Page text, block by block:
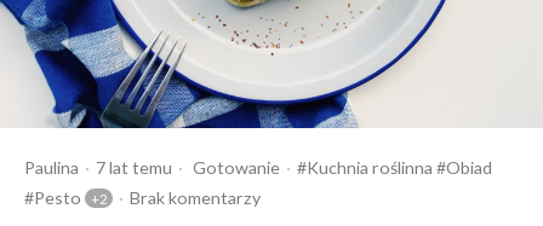
Opublikowany
przez
Paulina 7 lat temu
Opublikowany
w
Gotowanie Tagi:
Kuchnia roślinna
Obiad
Pesto
Brak komentarzy